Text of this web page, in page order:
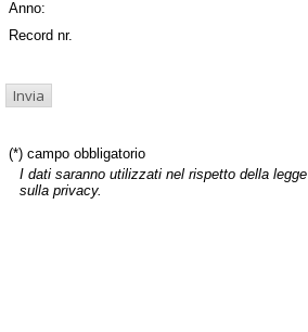
Anno:
Record nr.
(*) campo obbligatorio
I dati saranno utilizzati nel rispetto della legge
sulla privacy.